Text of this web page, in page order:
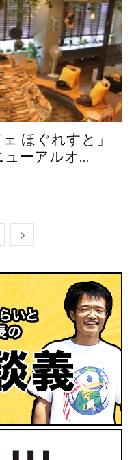
ほぐれすと」
ーアルオ...